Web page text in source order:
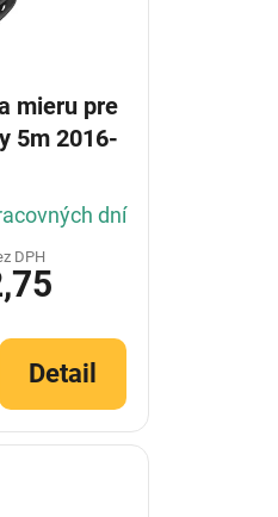
mieru pre
5m 2016-
dní
DPH
Detail